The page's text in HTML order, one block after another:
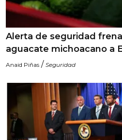
Alerta de seguridad
aguacate michoacano a
Anaid Piñas / Seguridad